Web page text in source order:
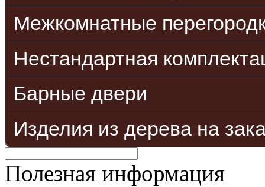
Межкомнатные
Нестандартная
Барные двери
Изделия из дерева на
Полезная информация